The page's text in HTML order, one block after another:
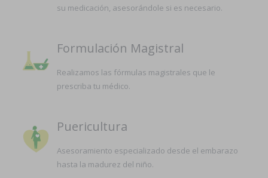
su medicación, asesorándole si es necesario.
Formulación Magistral
Realizamos las fórmulas magistrales que le
prescriba tu médico.
Puericultura
Asesoramiento especializado desde el embarazo
hasta la madurez del niño.